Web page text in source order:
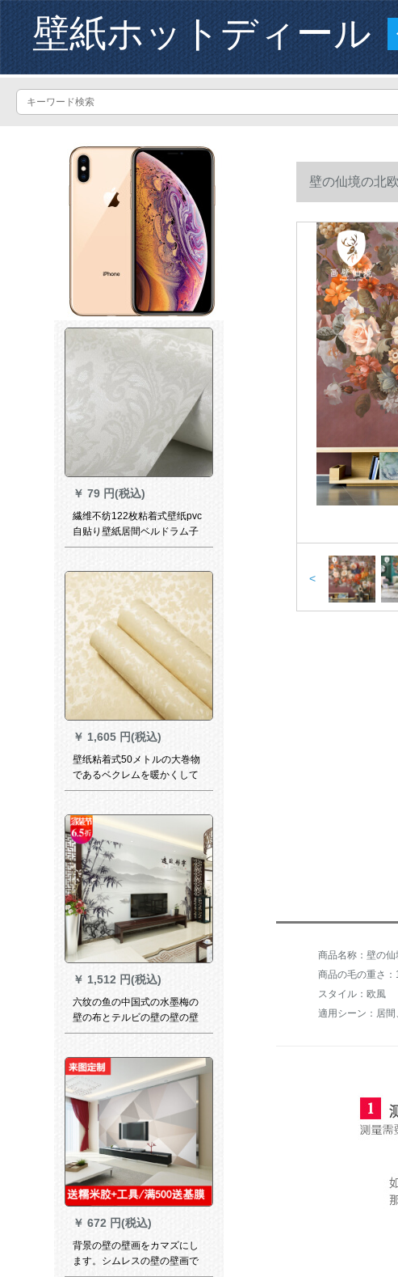
壁紙ホットディール
￥ 79 円(税込)
繊维不纺122枚粘着式壁纸pvc
自贴り壁紙居間ベルドラム子
供部屋无地厚の圧柄カラー包
ベニス-1.2メトルの幅X 1メト
ルである。
￥ 1,605 円(税込)
壁纸粘着式50メトルの大巻物
であるベクレムを暖かくして
贷し住宅の部屋を改造するシ
ウォーカーの黄色のベクレン
50メトル特大
￥ 1,512 円(税込)
六纹の鱼の中国式の水墨梅の
壁の布とテルビの壁の壁の壁
壁壁壁纸3 d立体居間ベルのソ
壁の布の5 D凹凸の立体的な絹
布の壁紙/平方ありがとうござ
います。
￥ 672 円(税込)
背景の壁の壁画をカマズにし
ます。シムレスの壁の壁画で
壁の仙境の北
ステラの壁画の
<
商品の毛の重さ：
スタイル：欧風